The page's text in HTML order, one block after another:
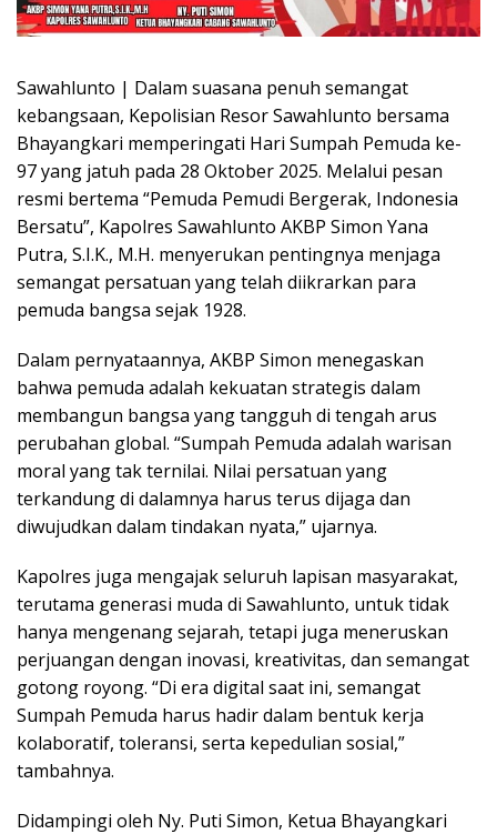
Sawahlunto | Dalam suasana penuh semangat
kebangsaan, Kepolisian Resor Sawahlunto bersama
Bhayangkari memperingati Hari Sumpah Pemuda ke-
97 yang jatuh pada 28 Oktober 2025. Melalui pesan
resmi bertema “Pemuda Pemudi Bergerak, Indonesia
Bersatu”, Kapolres Sawahlunto AKBP Simon Yana
Putra, S.I.K., M.H. menyerukan pentingnya menjaga
semangat persatuan yang telah diikrarkan para
pemuda bangsa sejak 1928.
Dalam pernyataannya, AKBP Simon menegaskan
bahwa pemuda adalah kekuatan strategis dalam
membangun bangsa yang tangguh di tengah arus
perubahan global. “Sumpah Pemuda adalah warisan
moral yang tak ternilai. Nilai persatuan yang
terkandung di dalamnya harus terus dijaga dan
diwujudkan dalam tindakan nyata,” ujarnya.
Kapolres juga mengajak seluruh lapisan masyarakat,
terutama generasi muda di Sawahlunto, untuk tidak
hanya mengenang sejarah, tetapi juga meneruskan
perjuangan dengan inovasi, kreativitas, dan semangat
gotong royong. “Di era digital saat ini, semangat
Sumpah Pemuda harus hadir dalam bentuk kerja
kolaboratif, toleransi, serta kepedulian sosial,”
tambahnya.
Didampingi oleh Ny. Puti Simon, Ketua Bhayangkari